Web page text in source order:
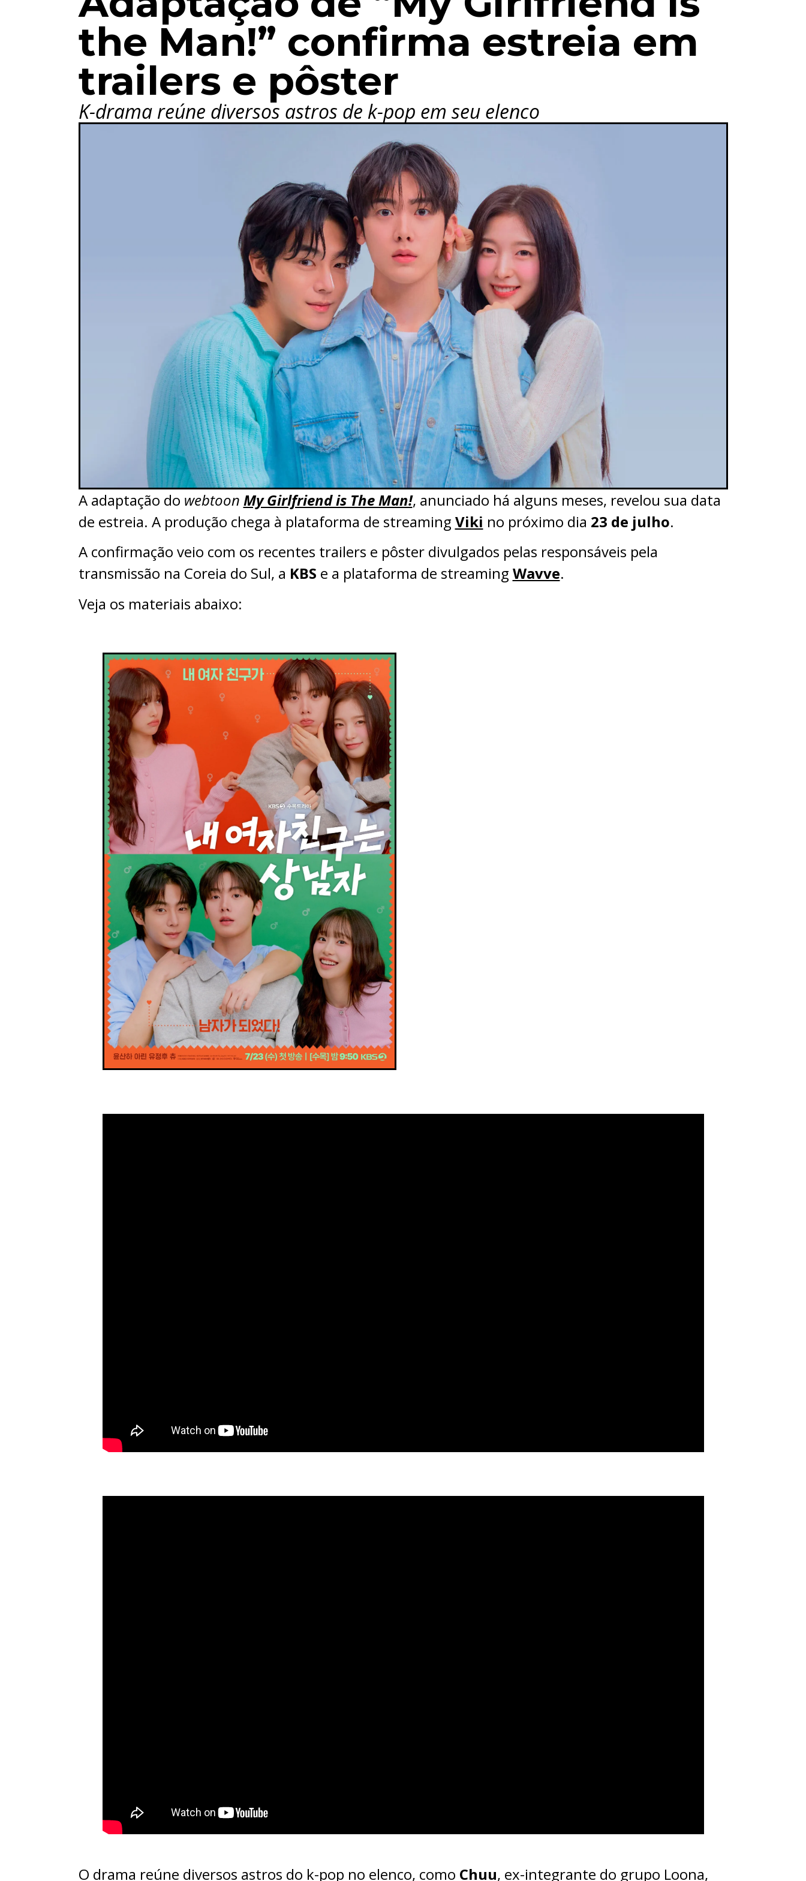
the Man!” confirma estreia em
trailers e pôster
K-drama reúne diversos astros de k-pop em seu elenco
A adaptação do webtoon My Girlfriend is The Man!, anunciado há alguns meses, revelou sua data
de estreia. A produção chega à plataforma de streaming Viki no próximo dia 23 de julho.
A confirmação veio com os recentes trailers e pôster divulgados pelas responsáveis pela
transmissão na Coreia do Sul, a KBS e a plataforma de streaming Wavve.
Veja os materiais abaixo:
O drama reúne diversos astros do k-pop no elenco, como Chuu, ex-integrante do grupo Loona,